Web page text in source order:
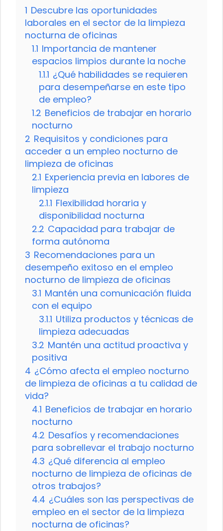
1 Descubre las oportunidades
laborales en el sector de la limpieza
nocturna de oficinas
1.1 Importancia de mantener
espacios limpios durante la noche
1.1.1 ¿Qué habilidades se requieren
para desempeñarse en este tipo
de empleo?
1.2 Beneficios de trabajar en horario
nocturno
2 Requisitos y condiciones para
acceder a un empleo nocturno de
limpieza de oficinas
2.1 Experiencia previa en labores de
limpieza
2.1.1 Flexibilidad horaria y
disponibilidad nocturna
2.2 Capacidad para trabajar de
forma autónoma
3 Recomendaciones para un
desempeño exitoso en el empleo
nocturno de limpieza de oficinas
3.1 Mantén una comunicación fluida
con el equipo
3.1.1 Utiliza productos y técnicas de
limpieza adecuadas
3.2 Mantén una actitud proactiva y
positiva
4 ¿Cómo afecta el empleo nocturno
de limpieza de oficinas a tu calidad de
vida?
4.1 Beneficios de trabajar en horario
nocturno
4.2 Desafíos y recomendaciones
para sobrellevar el trabajo nocturno
4.3 ¿Qué diferencia al empleo
nocturno de limpieza de oficinas de
otros trabajos?
4.4 ¿Cuáles son las perspectivas de
empleo en el sector de la limpieza
nocturna de oficinas?